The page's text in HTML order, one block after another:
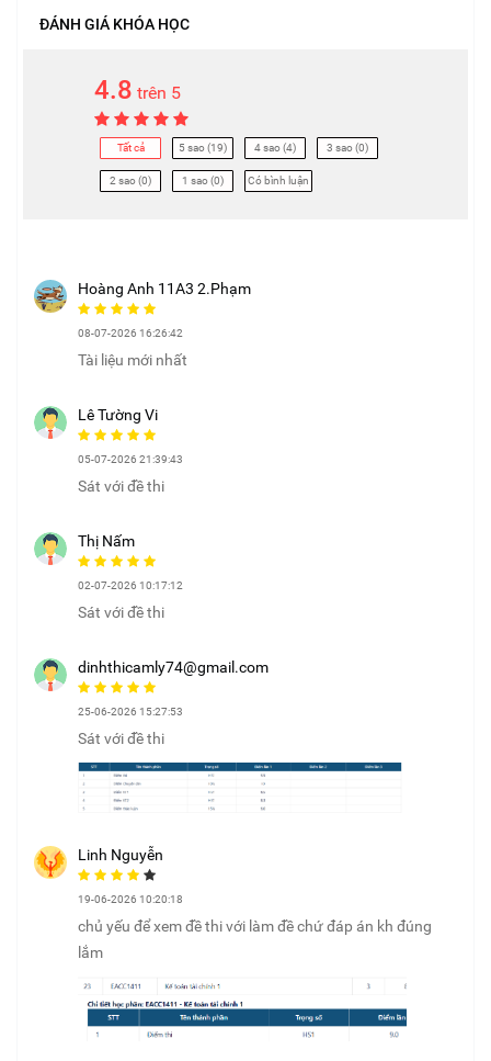
ĐÁNH GIÁ KHÓA HỌC
4.8 trên 5
Tất cả 5 sao (19) 4 sao (4) 3 sao (0)
2 sao (0) 1 sao (0) Có bình luận
Hoàng Anh 11A3 2.Phạm
08-07-2026 16:26:42
Tài liệu mới nhất
Lê Tường Vi
05-07-2026 21:39:43
Sát với đề thi
Thị Nấm
02-07-2026 10:17:12
Sát với đề thi
dinhthicamly74@gmail.com
25-06-2026 15:27:53
Sát với đề thi
Linh Nguyễn
19-06-2026 10:20:18
chủ yếu để xem đề thi với làm đề chứ đáp án kh đúng
lắm